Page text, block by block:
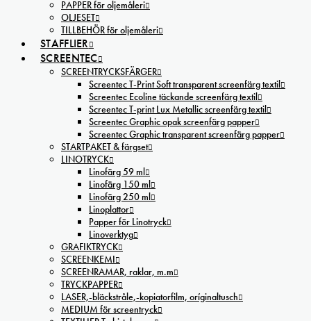
PAPPER för oljemåleri
OLJESET
TILLBEHÖR för oljemåleri
STAFFLIER
SCREENTEC
SCREENTRYCKSFÄRGER
Screentec T-Print Soft transparent screenfärg textil
Screentec Ecoline täckande screenfärg textil
Screentec T-print Lux Metallic screenfärg textil
Screentec Graphic opak screenfärg papper
Screentec Graphic transparent screenfärg papper
STARTPAKET & färgset
LINOTRYCK
Linofärg 59 ml
Linofärg 150 ml
Linofärg 250 ml
Linoplattor
Papper för Linotryck
Linoverktyg
GRAFIKTRYCK
SCREENKEMI
SCREENRAMAR, raklar, m.m
TRYCKPAPPER
LASER,-bläckstråle,-kopiatorfilm, oríginaltusch
MEDIUM för screentryck